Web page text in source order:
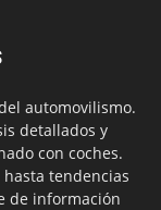
automovilismo.
detallados y
con coches.
tendencias
de información